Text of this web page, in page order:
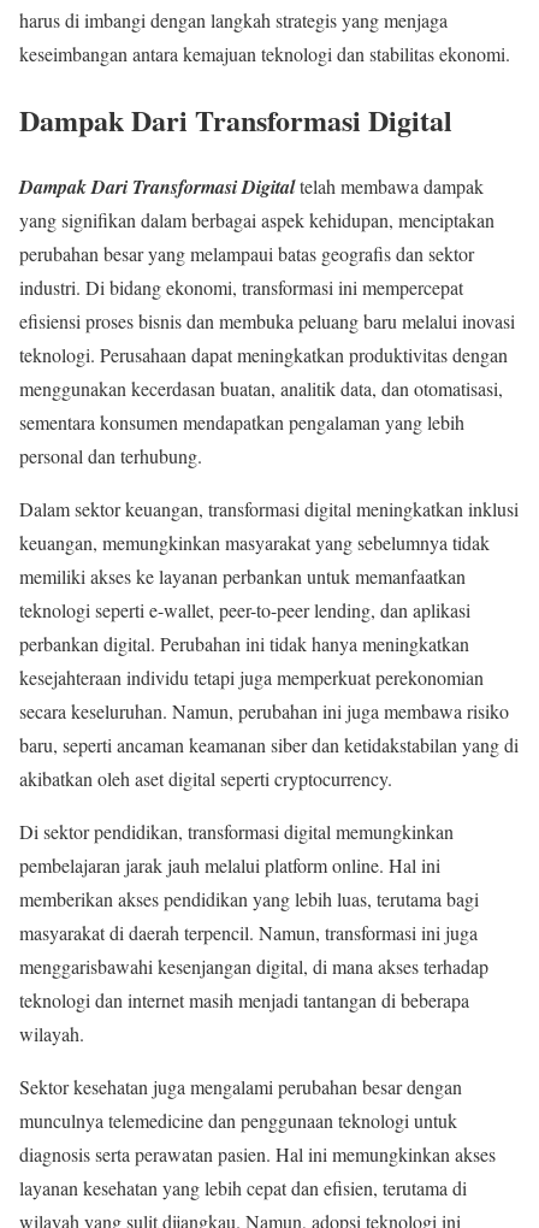
harus di imbangi dengan langkah strategis yang menjaga
keseimbangan antara kemajuan teknologi dan stabilitas ekonomi.
Dampak Dari Transformasi Digital
Dampak Dari Transformasi Digitaltelah membawa dampak
yang signifikan dalam berbagai aspek kehidupan, menciptakan
perubahan besar yang melampaui batas geografis dan sektor
industri. Di bidang ekonomi, transformasi ini mempercepat
efisiensi proses bisnis dan membuka peluang baru melalui inovasi
teknologi. Perusahaan dapat meningkatkan produktivitas dengan
menggunakan kecerdasan buatan, analitik data, dan otomatisasi,
sementara konsumen mendapatkan pengalaman yang lebih
personal dan terhubung.
Dalam sektor keuangan, transformasi digital meningkatkan inklusi
keuangan, memungkinkan masyarakat yang sebelumnya tidak
memiliki akses ke layanan perbankan untuk memanfaatkan
teknologi seperti e-wallet, peer-to-peer lending, dan aplikasi
perbankan digital. Perubahan ini tidak hanya meningkatkan
kesejahteraan individu tetapi juga memperkuat perekonomian
secara keseluruhan. Namun, perubahan ini juga membawa risiko
baru, seperti ancaman keamanan siber dan ketidakstabilan yang di
akibatkan oleh aset digital seperti cryptocurrency.
Di sektor pendidikan, transformasi digital memungkinkan
pembelajaran jarak jauh melalui platform online. Hal ini
memberikan akses pendidikan yang lebih luas, terutama bagi
masyarakat di daerah terpencil. Namun, transformasi ini juga
menggarisbawahi kesenjangan digital, di mana akses terhadap
teknologi dan internet masih menjadi tantangan di beberapa
wilayah.
Sektor kesehatan juga mengalami perubahan besar dengan
munculnya telemedicine dan penggunaan teknologi untuk
diagnosis serta perawatan pasien. Hal ini memungkinkan akses
layanan kesehatan yang lebih cepat dan efisien, terutama di
wilayah yang sulit dijangkau. Namun, adopsi teknologi ini